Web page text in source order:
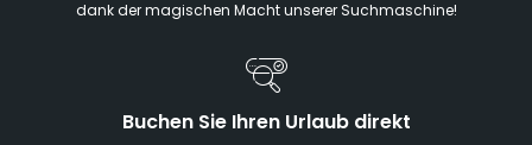
dank der magischen Macht unserer Suchmaschine!
Buchen Sie Ihren Urlaub direkt